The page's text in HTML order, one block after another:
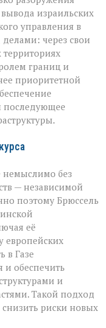
израильских
управления в
делами: через свои
границ и
приоритетной
последующее
немыслимо без
— независимой
поэтому Брюссель
её
европейских
в Газе
и обеспечить
и
Такой подход
риски новых